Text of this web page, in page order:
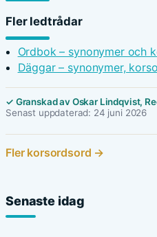
Fler ledtrådar
Ordbok – synonymer och
Däggar – synonymer,
✓ Granskad av Oskar Lindqvist,
Senast uppdaterad: 24 juni 2026
Fler korsordsord →
Senaste idag